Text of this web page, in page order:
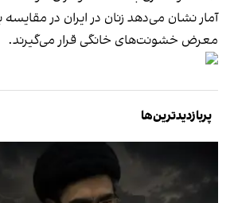
آمار نشان می‌دهد زنان در ایران در مقایسه
معرض خشونت‌های خانگی قرار می‌گیرند.
پربازدیدترین‌ها